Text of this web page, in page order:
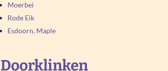
Moerbei
Rode Eik
Esdoorn, Maple
Doorklinken